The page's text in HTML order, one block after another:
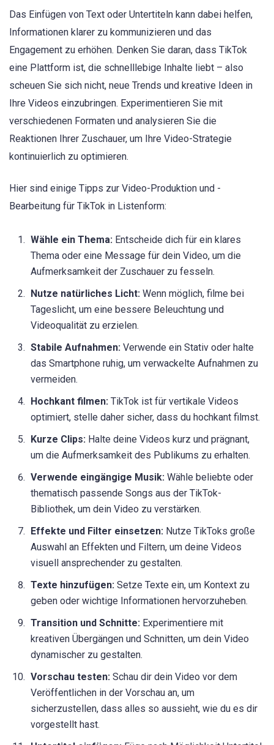
Das Einfügen von Text oder Untertiteln kann dabei helfen,
Informationen klarer zu kommunizieren und das
Engagement zu erhöhen. Denken Sie daran, dass TikTok
eine Plattform ist, die schnelllebige Inhalte liebt – also
scheuen Sie sich nicht, neue Trends und kreative Ideen in
Ihre Videos einzubringen. Experimentieren Sie mit
verschiedenen Formaten und analysieren Sie die
Reaktionen Ihrer Zuschauer, um Ihre Video-Strategie
kontinuierlich zu optimieren.
Hier sind einige Tipps zur Video-Produktion und -
Bearbeitung für TikTok in Listenform:
Wähle ein Thema: Entscheide dich für ein klares
Thema oder eine Message für dein Video, um die
Aufmerksamkeit der Zuschauer zu fesseln.
Nutze natürliches Licht: Wenn möglich, filme bei
Tageslicht, um eine bessere Beleuchtung und
Videoqualität zu erzielen.
Stabile Aufnahmen: Verwende ein Stativ oder halte
das Smartphone ruhig, um verwackelte Aufnahmen zu
vermeiden.
Hochkant filmen: TikTok ist für vertikale Videos
optimiert, stelle daher sicher, dass du hochkant filmst.
Kurze Clips: Halte deine Videos kurz und prägnant,
um die Aufmerksamkeit des Publikums zu erhalten.
Verwende eingängige Musik: Wähle beliebte oder
thematisch passende Songs aus der TikTok-
Bibliothek, um dein Video zu verstärken.
Effekte und Filter einsetzen: Nutze TikToks große
Auswahl an Effekten und Filtern, um deine Videos
visuell ansprechender zu gestalten.
Texte hinzufügen: Setze Texte ein, um Kontext zu
geben oder wichtige Informationen hervorzuheben.
Transition und Schnitte: Experimentiere mit
kreativen Übergängen und Schnitten, um dein Video
dynamischer zu gestalten.
Vorschau testen: Schau dir dein Video vor dem
Veröffentlichen in der Vorschau an, um
sicherzustellen, dass alles so aussieht, wie du es dir
vorgestellt hast.